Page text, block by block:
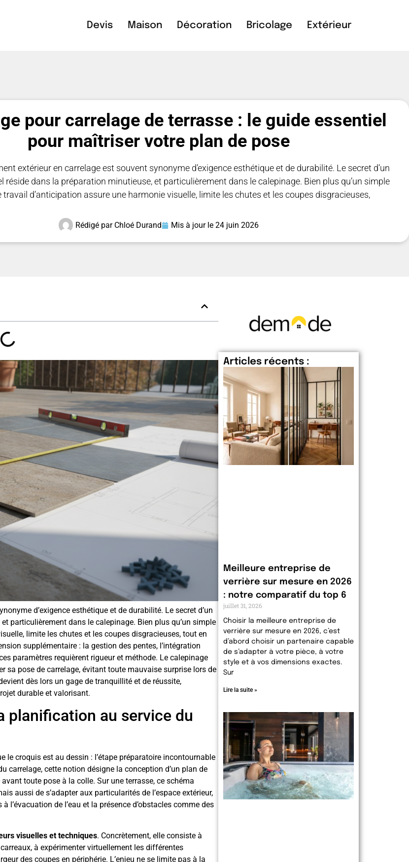
Devis Maison Décoration Bricolage Extérieur
pour carrelage de terrasse : le guide essentiel
pour maîtriser votre plan de pose
extérieur en carrelage est souvent synonyme d’exigence esthétique et de durabilité. Le secret d’un
réside dans la préparation minutieuse, et particulièrement dans le calepinage. Bien plus qu’un simple
travail d’anticipation assure une harmonie visuelle, limite les chutes et les coupes disgracieuses,
Rédigé par Chloé Durand Mis à jour le24 juin 2026
d’exigence esthétique et de durabilité. Le secret d’un
particulièrement dans le calepinage. Bien plus qu’un simple
limite les chutes et les coupes disgracieuses, tout en
supplémentaire : la gestion des pentes, l’intégration
paramètres requièrent rigueur et méthode. Le calepinage
sa pose de carrelage, évitant toute mauvaise surprise lors de
dès lors un gage de tranquillité et de réussite,
durable et valorisant.
planification au service du
le croquis est au dessin : l’étape préparatoire incontournable
carrelage, cette notion désigne la conception d’un plan de
toute pose à la colle. Sur une terrasse, ce schéma
aussi de s’adapter aux particularités de l’espace extérieur,
l’évacuation de l’eau et la présence d’obstacles comme des
visuelles et techniques. Concrètement, elle consiste à
à expérimenter virtuellement les différentes
des coupes en périphérie. L’enjeu ne se limite pas à la
Articles récents :
Meilleure entreprise de
verrière sur mesure en 2026
: notre comparatif du top 6
juillet 31, 2026
Choisir la meilleure entreprise de
verrière sur mesure en 2026, c’est
d’abord choisir un partenaire capable
de s’adapter à votre pièce, à votre
style et à vos dimensions exactes.
Sur
Lire la suite »